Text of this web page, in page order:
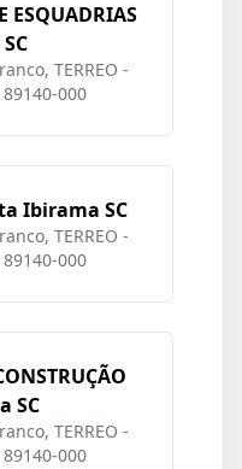
ESQUADRIAS
TERREO -
000
Ibirama SC
TERREO -
000
SC
TERREO -
000